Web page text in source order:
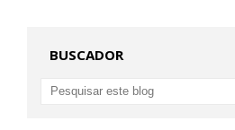
BUSCADOR